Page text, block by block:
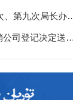
最靠谱的网赌软件自然资源局2026年第
最靠谱的网赌软件市场监督管理局强制注销公司登记决定送达公告